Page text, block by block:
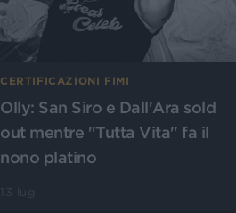
CERTIFICAZIONI FIMI
Olly: San Siro e Dall'Ara sold
out mentre "Tutta Vita" fa il
nono platino